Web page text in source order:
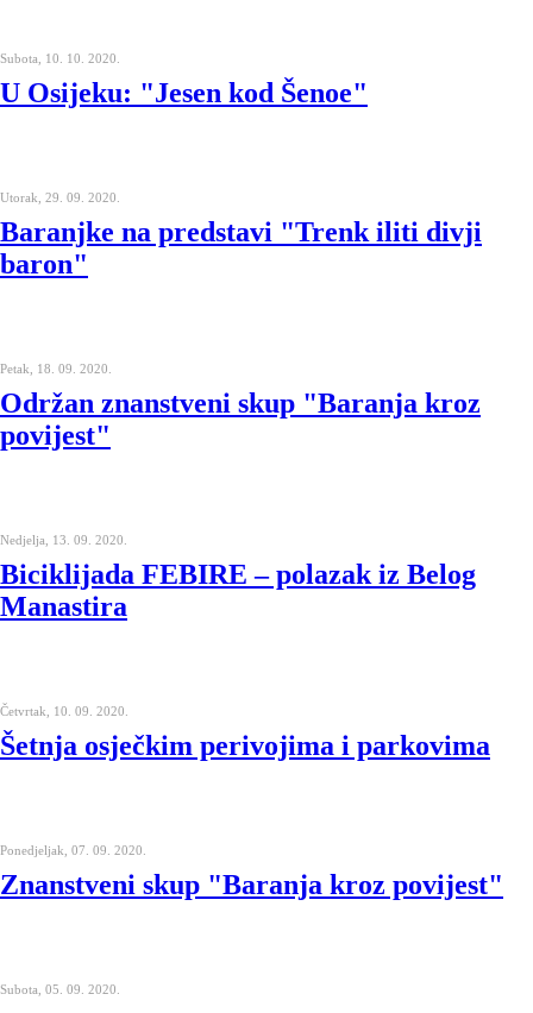
Subota, 10. 10. 2020.
U Osijeku: "Jesen kod Šenoe"
Utorak, 29. 09. 2020.
Baranjke na predstavi "Trenk iliti divji
baron"
Petak, 18. 09. 2020.
Održan znanstveni skup "Baranja kroz
povijest"
Nedjelja, 13. 09. 2020.
Biciklijada FEBIRE – polazak iz Belog
Manastira
Četvrtak, 10. 09. 2020.
Šetnja osječkim perivojima i parkovima
Ponedjeljak, 07. 09. 2020.
Znanstveni skup "Baranja kroz povijest"
Subota, 05. 09. 2020.